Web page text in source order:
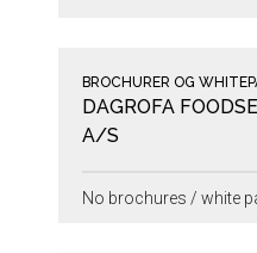
BROCHURER OG
DAGROFA
A/S
No brochures / white